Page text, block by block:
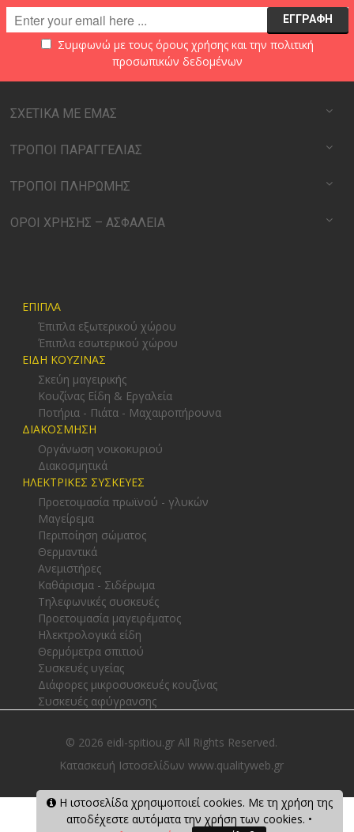
Συμφωνώ με τους όρους χρήσηςκαι την πολιτική
προσωπικών δεδομένων
ΣΧΕΤΙΚΑ ΜΕ ΕΜΑΣ
ΤΡΟΠΟΙ ΠΑΡΑΓΓΕΛΙΑΣ
ΤΡΟΠΟΙ ΠΛΗΡΩΜΗΣ
ΟΡΟΙ ΧΡΗΣΗΣ – ΑΣΦΑΛΕΙΑ
ΕΠΙΠΛΑ
Έπιπλα εξωτερικού χώρου
Έπιπλα εσωτερικού χώρου
ΕΙΔΗ ΚΟΥΖΙΝΑΣ
Σκεύη μαγειρικής
Κουζίνας Είδη & Εργαλεία
Ποτήρια - Πιάτα - Μαχαιροπήρουνα
ΔΙΑΚΟΣΜΗΣΗ
Οργάνωση νοικοκυριού
Διακοσμητικά
ΗΛΕΚΤΡΙΚΕΣ ΣΥΣΚΕΥΕΣ
Προετοιμασία πρωϊνού - γλυκών
Μαγείρεμα
Περιποίηση σώματος
Θερμαντικά
Ανεμιστήρες
Καθάρισμα - Σιδέρωμα
Τηλεφωνικές συσκευές
Προετοιμασία μαγειρέματος
Ηλεκτρολογικά είδη
Θερμόμετρα σπιτιού
Συσκευές υγείας
Διάφορες μικροσυσκευές κουζίνας
Συσκευές αφύγρανσης
© 2026 eidi-spitiou.gr All Rights Reserved.
Κατασκευή Ιστοσελίδων www.qualityweb.gr
Η ιστοσελίδα χρησιμοποιεί cookies. Με τη χρήση της
αποδέχεστε αυτόματα την χρήση των cookies. •